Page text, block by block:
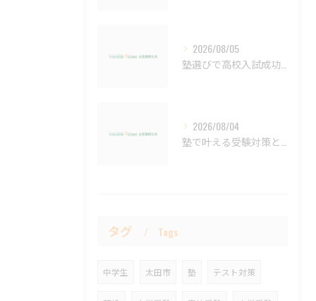
2026/08/05
2026/08/04
タグ Tags
中学生 太田市 塾 テスト対策